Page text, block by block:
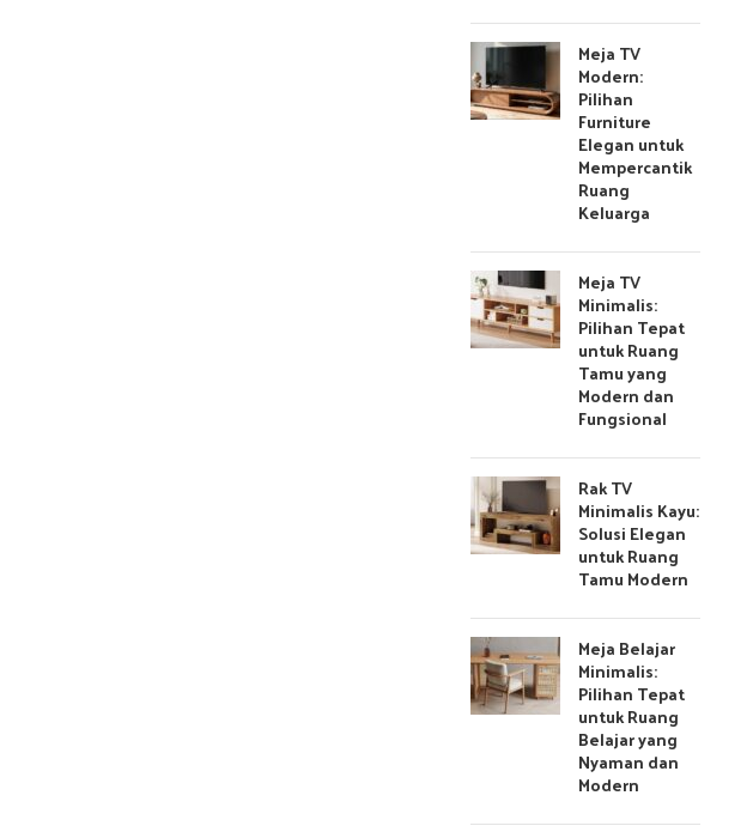
Meja TV
Modern:
Pilihan
Furniture
Elegan untuk
Mempercantik
Ruang
Keluarga
Meja TV
Minimalis:
Pilihan Tepat
untuk Ruang
Tamu yang
Modern dan
Fungsional
Rak TV
Minimalis Kayu:
Solusi Elegan
untuk Ruang
Tamu Modern
Meja Belajar
Minimalis:
Pilihan Tepat
untuk Ruang
Belajar yang
Nyaman dan
Modern